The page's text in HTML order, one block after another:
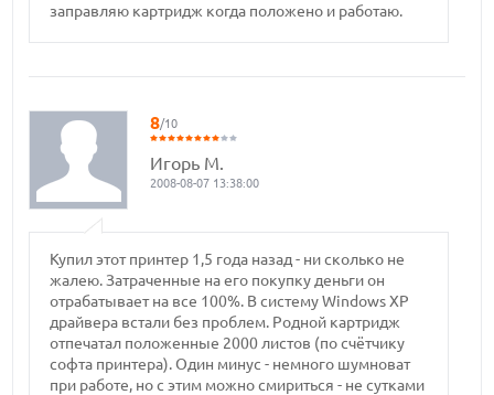
заправляю картридж когда положено и работаю.
8/10
Игорь М.
2008-08-07 13:38:00
Купил этот принтер 1,5 года назад - ни сколько не
жалею. Затраченные на его покупку деньги он
отрабатывает на все 100%. В систему Windows XP
драйвера встали без проблем. Родной картридж
отпечатал положенные 2000 листов (по счётчику
софта принтера). Один минус - немного шумноват
при работе, но с этим можно смириться - не сутками